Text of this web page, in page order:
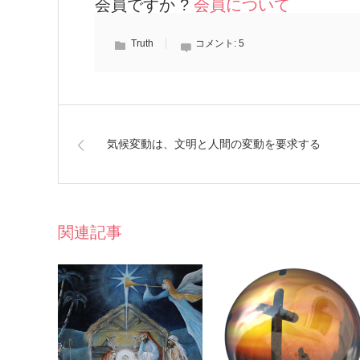
会員ですか ? 会員について
Truth コメント: 5
気候変動は、文明と人間の変動を要求する
関連記事